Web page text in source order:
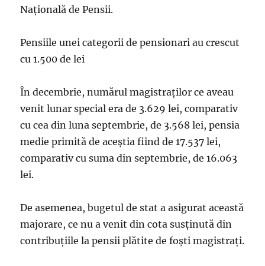
Națională de Pensii.
Pensiile unei categorii de pensionari au crescut
cu 1.500 de lei
În decembrie, numărul magistraților ce aveau
venit lunar special era de 3.629 lei, comparativ
cu cea din luna septembrie, de 3.568 lei, pensia
medie primită de aceștia fiind de 17.537 lei,
comparativ cu suma din septembrie, de 16.063
lei.
De asemenea, bugetul de stat a asigurat această
majorare, ce nu a venit din cota susținută din
contribuțiile la pensii plătite de foști magistrați.